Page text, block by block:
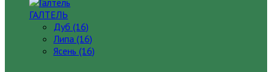
ГАЛТЕЛЬ
Дуб (16)
Липа (16)
Ясень (16)